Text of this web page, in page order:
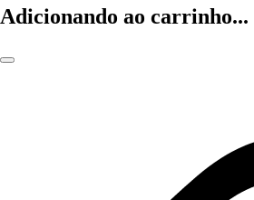
Adicionando ao carrinho...